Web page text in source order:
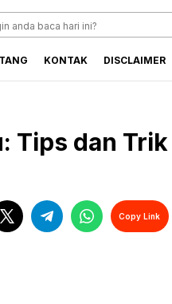
KONTAK DISCLAIMER
Tips dan Trik
Copy Link